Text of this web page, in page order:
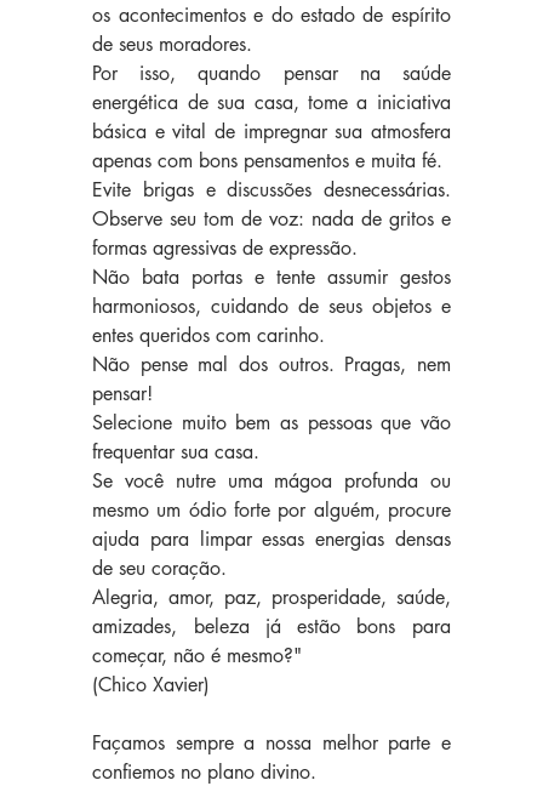
os acontecimentos e do estado de espírito
de seus moradores.
Por isso, quando pensar na saúde
energética de sua casa, tome a iniciativa
básica e vital de impregnar sua atmosfera
apenas com bons pensamentos e muita fé.
Evite brigas e discussões desnecessárias.
Observe seu tom de voz: nada de gritos e
formas agressivas de expressão.
Não bata portas e tente assumir gestos
harmoniosos, cuidando de seus objetos e
entes queridos com carinho.
Não pense mal dos outros. Pragas, nem
pensar!
Selecione muito bem as pessoas que vão
frequentar sua casa.
Se você nutre uma mágoa profunda ou
mesmo um ódio forte por alguém, procure
ajuda para limpar essas energias densas
de seu coração.
Alegria, amor, paz, prosperidade, saúde,
amizades, beleza já estão bons para
começar, não é mesmo?"
(Chico Xavier)
Façamos sempre a nossa melhor parte e
confiemos no plano divino.